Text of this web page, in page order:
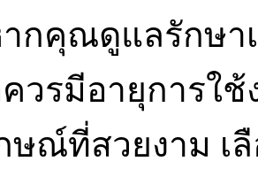
กคุณดูแลรักษา
ควรมีอายุการใ
ษณ์ที่สวยงาม เ